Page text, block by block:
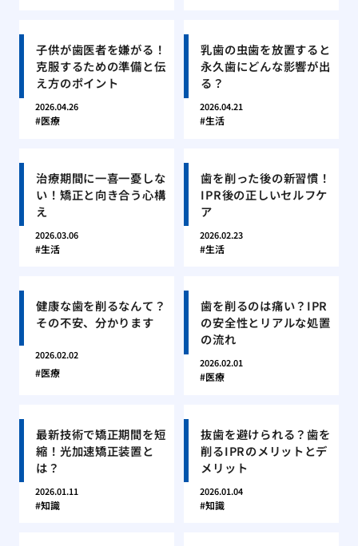
子供が歯医者を嫌がる！
克服するための準備と伝
え方のポイント
2026.04.26
医療
乳歯の虫歯を放置すると
永久歯にどんな影響が出
る？
2026.04.21
生活
治療期間に一喜一憂しな
い！矯正と向き合う心構
え
2026.03.06
生活
歯を削った後の新習慣！
IPR後の正しいセルフケ
ア
2026.02.23
生活
健康な歯を削るなんて？
その不安、分かります
2026.02.02
医療
歯を削るのは痛い？IPR
の安全性とリアルな処置
の流れ
2026.02.01
医療
最新技術で矯正期間を短
縮！光加速矯正装置と
は？
2026.01.11
知識
抜歯を避けられる？歯を
削るIPRのメリットとデ
メリット
2026.01.04
知識